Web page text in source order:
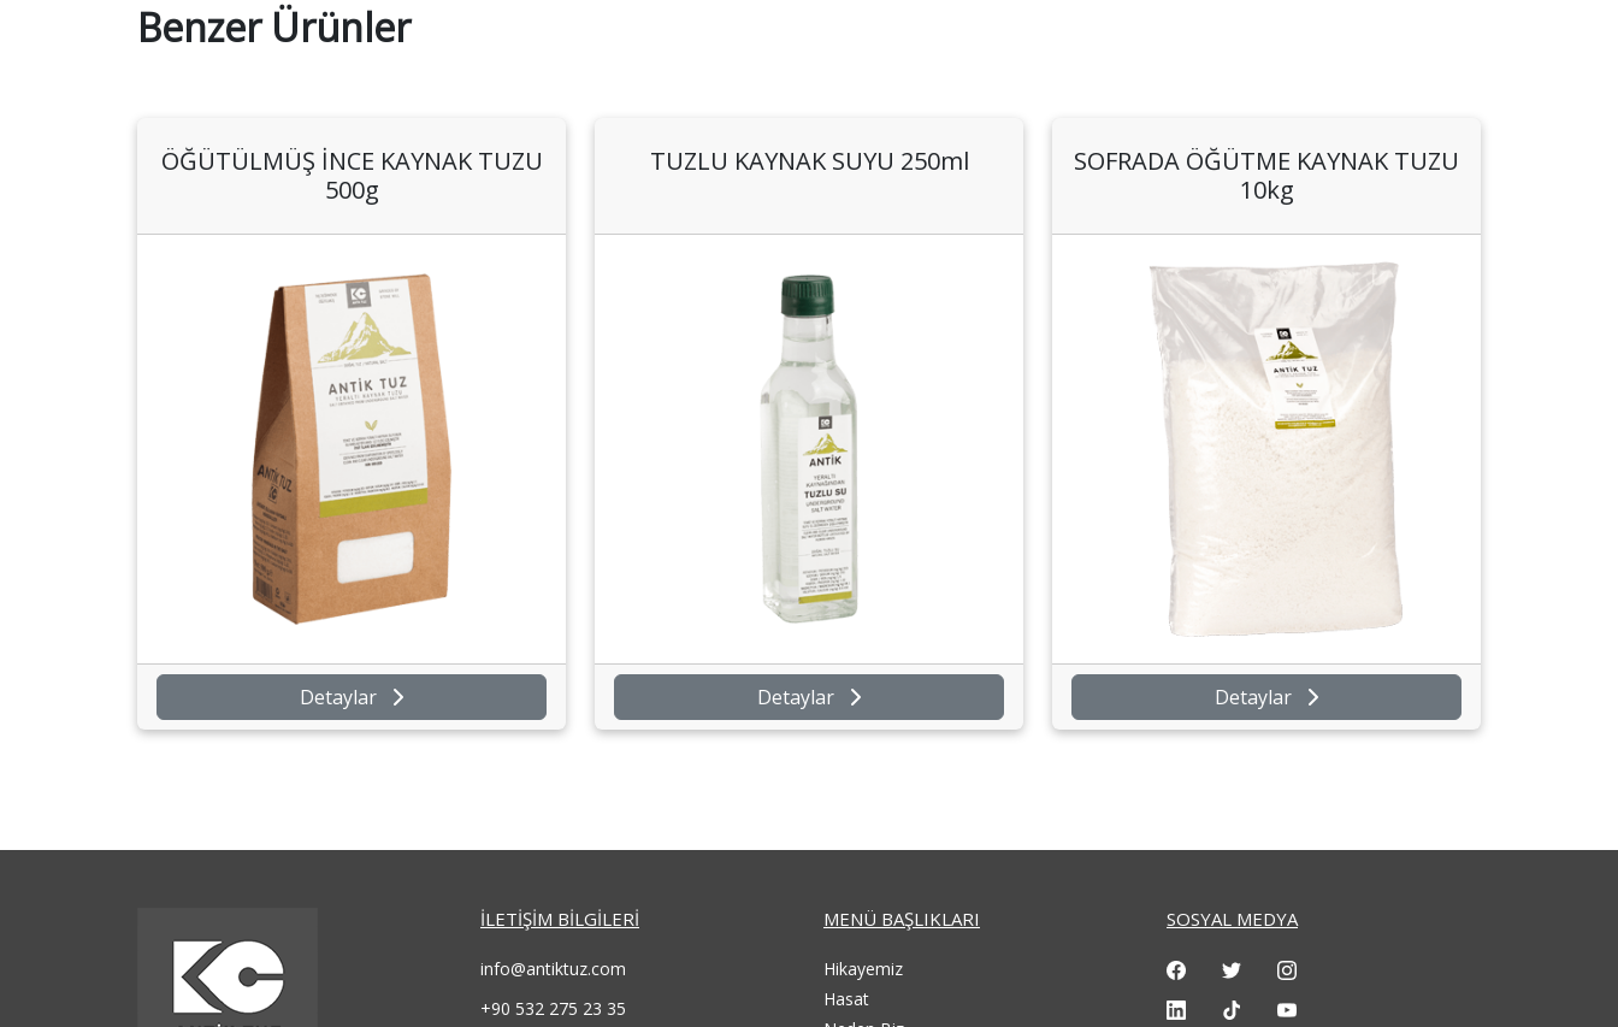
Benzer Ürünler
ÖĞÜTÜLMÜŞ İNCE KAYNAK TUZU
500g
Detaylar
TUZLU KAYNAK SUYU 250ml
Detaylar
SOFRADA ÖĞÜTME KAYNAK TUZU
10kg
Detaylar
İLETİŞİM BİLGİLERİ
info@antiktuz.com
+90 532 275 23 35
MENÜ BAŞLIKLARI
Hikayemiz
Hasat
SOSYAL MEDYA